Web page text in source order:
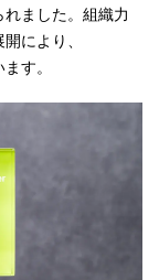
ました。組織力
により、
す。